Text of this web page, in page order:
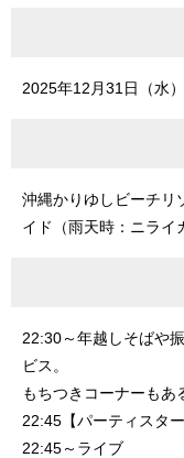
2025年12月31日（水）
沖縄かりゆしビーチリ
イド（雨天時：ニライ
22:30～年越しそばや
ビス。
もちつきコーナーもあ
22:45【パーティスター
22:45～ライブ